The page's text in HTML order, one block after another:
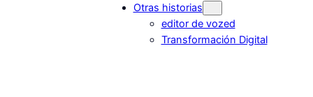
Otras historias
editor de vozed
Transformación Digital